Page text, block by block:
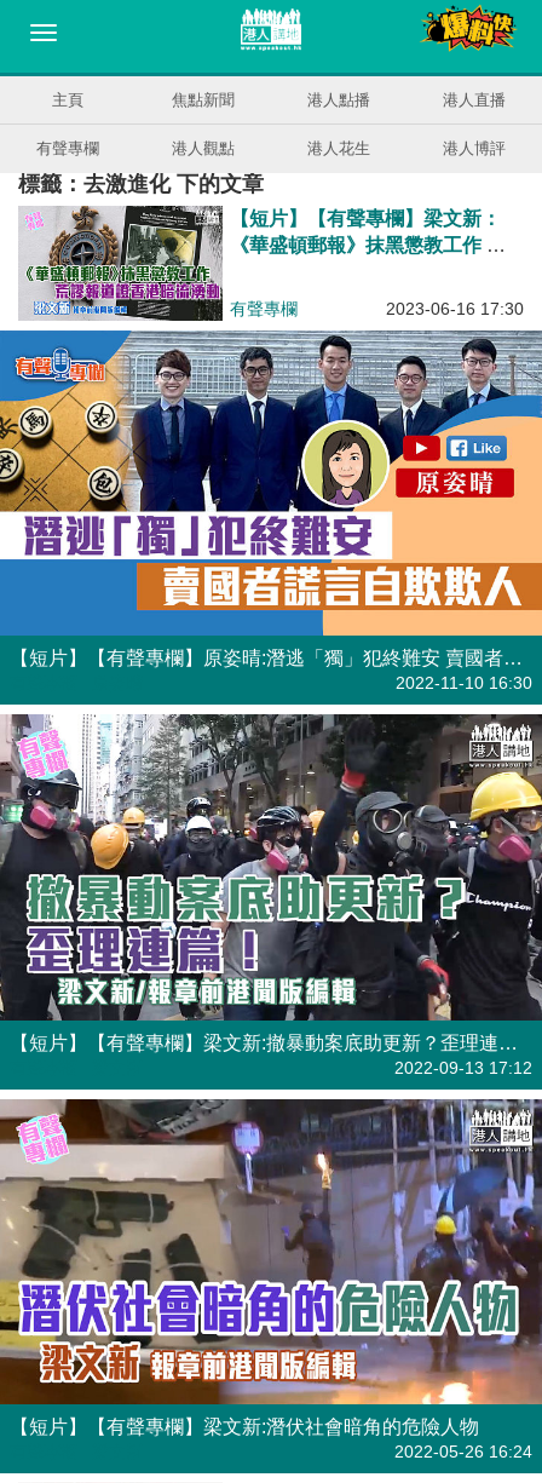
主頁 焦點新聞 港人點播 港人直播
有聲專欄 港人觀點 港人花生 港人博評
標籤：去激進化 下的文章
【短片】【有聲專欄】梁文新：
《華盛頓郵報》抹黑懲教工作 荒
有聲專欄 2023-06-16 17:30
【短片】【有聲專欄】原姿晴:潛逃「獨」犯終難安 賣國者謊言自欺欺人
2022-11-10 16:30
【短片】【有聲專欄】梁文新:撤暴動案底助更新？歪理連篇！
2022-09-13 17:12
【短片】【有聲專欄】梁文新:潛伏社會暗角的危險人物
2022-05-26 16:24